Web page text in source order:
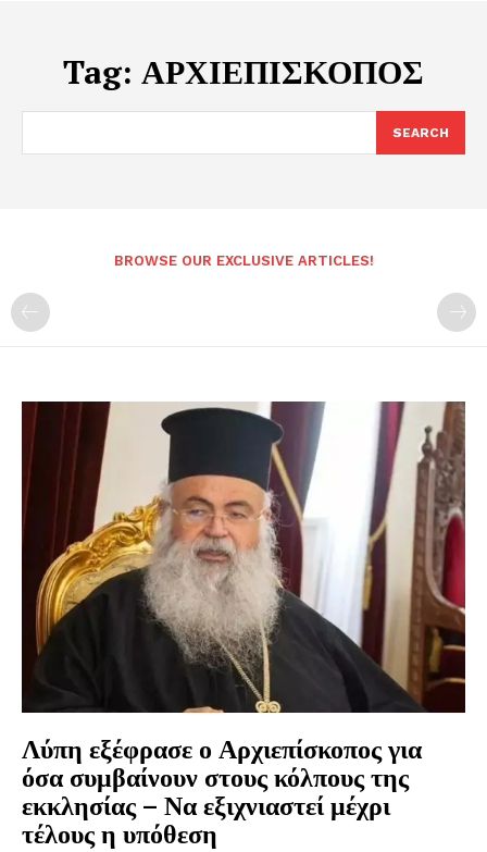
Tag: ΑΡΧΙΕΠΙΣΚΟΠΟΣ
SEARCH
BROWSE OUR EXCLUSIVE ARTICLES!
Λύπη εξέφρασε ο Αρχιεπίσκοπος για
όσα συμβαίνουν στους κόλπους της
εκκλησίας – Να εξιχνιαστεί μέχρι
τέλους η υπόθεση